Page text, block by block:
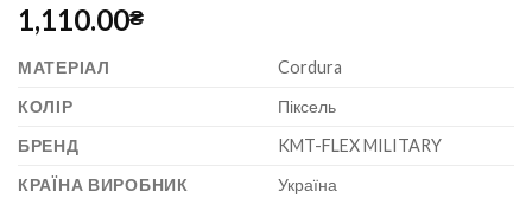
1,110.00₴
МАТЕРІАЛ
Cordura
КОЛІР
Піксель
БРЕНД
KMT-FLEX MILITARY
КРАЇНА ВИРОБНИК
Україна